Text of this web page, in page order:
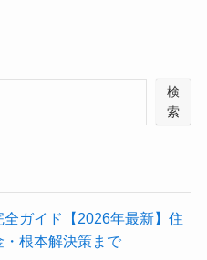
検
索
ガイド【2026年最新】住
根本解決策まで